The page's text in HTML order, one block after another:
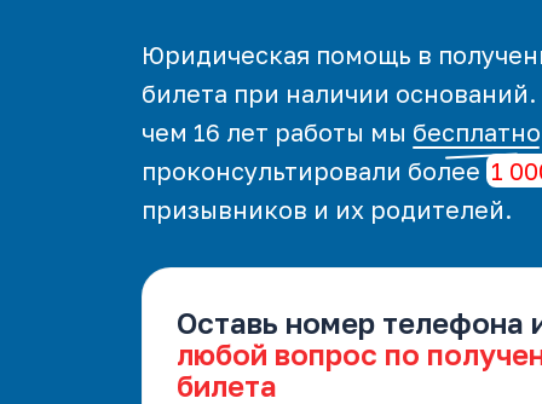
Юридическая помощь в
билета при наличии оснований.
чем 16 лет работы мы бесплатно
проконсультировали более 1
призывников и их родителей.
Оставь номер телефона
любой вопрос по
билета